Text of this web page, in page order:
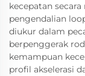
kecepatan
pengendalian
diukur dalam
berpenggerak
kemampuan
profil akselerasi